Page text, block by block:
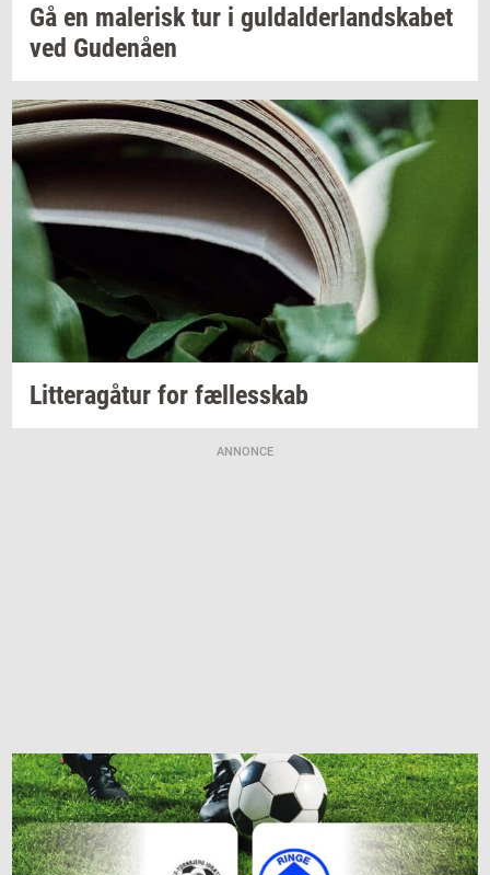
Gå en ma­le­risktur i gul­dal­der­land­ska­bet
ved Gu­denå­en
Lit­tera­gå­tur for fæl­les­skab
ANNONCE